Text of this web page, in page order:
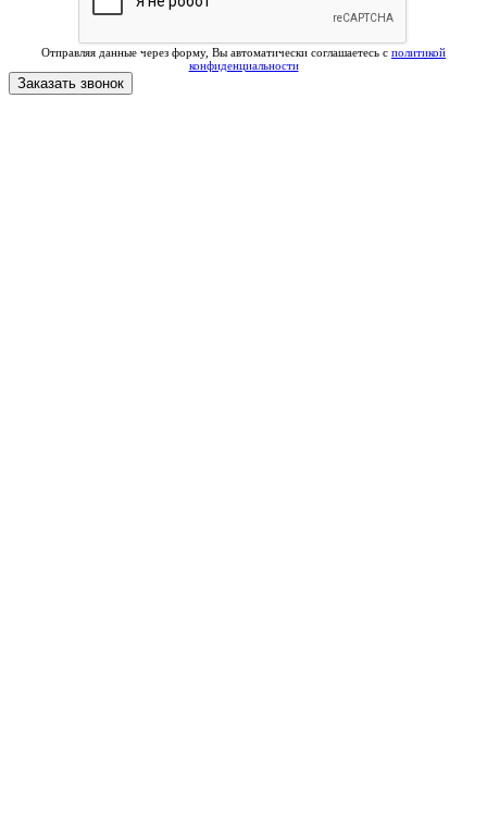
Отправляя данные через форму, Вы автоматически соглашаетесь с политикой
конфиденциальности
Заказать звонок